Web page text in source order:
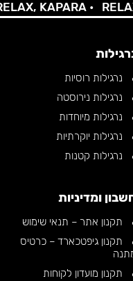
KAPARA • RELAX,
נרגילות רוסיות
נרגילות נירוסטה
נרגילות מיוחדות
נרגילות יוקרתיות
נרגילות קטנות
ומדיניות
תקנון אתר – תנאי שימוש
תקנון גיפטכארד – כרטיס
תקנון מועדון לקוחות